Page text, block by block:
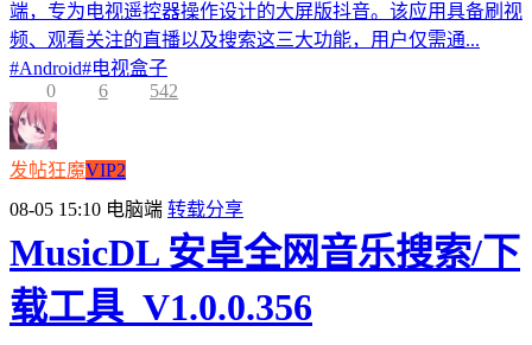
端，专为电视遥控器操作设计的大屏版抖音。该应用具备刷视
频、观看关注的直播以及搜索这三大功能，用户仅需通...
#Android#电视盒子
0
6 542
发帖狂魔VIP2
08-05 15:10 电脑端 转载分享
MusicDL 安卓全网音乐搜索/下
载工具_V1.0.0.356